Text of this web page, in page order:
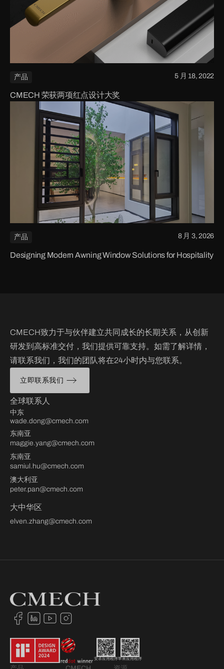
产品 5 月 18, 2022
CMECH 荣获两项红点设计大奖
产品 8 月 3, 2026
Designing Modern Awning Window Solutions for Hospitality
CMECH致力于与伙伴建立共同成长的长期关系，从创新
研发到高标准交付，我们提供可靠支持。如需了解详情，
请联系我们，我们的团队将在24小时内与您联系。
立即联系我们
全球联系人
中东
wade.dong@cmech.com
东南亚
maggie.yang@cmech.com
东南亚
samiul.hu@cmech.com
澳大利亚
peter.pan@cmech.com
大中华区
elven.zhang@cmech.com
安卓应用程序苹果应用程序